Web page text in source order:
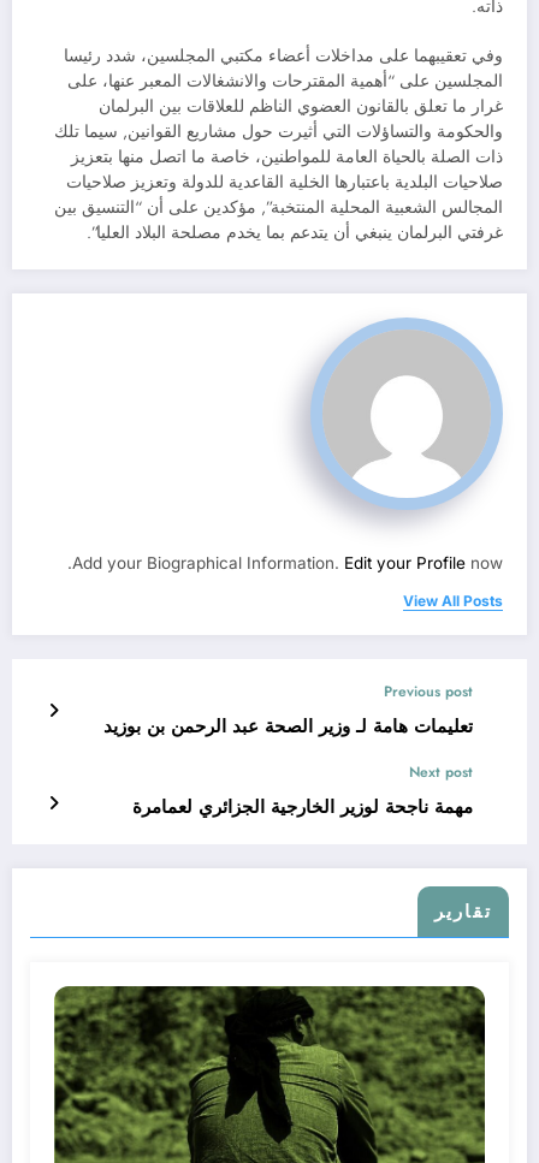
ذاته.
وفي تعقيبهما على مداخلات أعضاء مكتبي المجلسين، شدد رئيسا
المجلسين على “أهمية المقترحات والانشغالات المعبر عنها، على
غرار ما تعلق بالقانون العضوي الناظم للعلاقات بين البرلمان
والحكومة والتساؤلات التي أثيرت حول مشاريع القوانين, سيما تلك
ذات الصلة بالحياة العامة للمواطنين، خاصة ما اتصل منها بتعزيز
صلاحيات البلدية باعتبارها الخلية القاعدية للدولة وتعزيز صلاحيات
المجالس الشعبية المحلية المنتخبة”, مؤكدين على أن “التنسيق بين
غرفتي البرلمان ينبغي أن يتدعم بما يخدم مصلحة البلاد العليا”.
Add your Biographical Information. Edit your Profile now.
View All Posts
Previous post
تعليمات هامة لـ وزير الصحة عبد الرحمن بن بوزيد
Next post
مهمة ناجحة لوزير الخارجية الجزائري لعمامرة
تقارير